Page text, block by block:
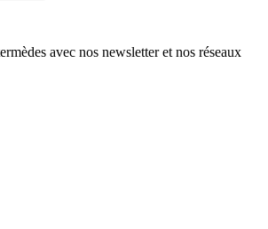
avec nos newsletter et nos réseaux